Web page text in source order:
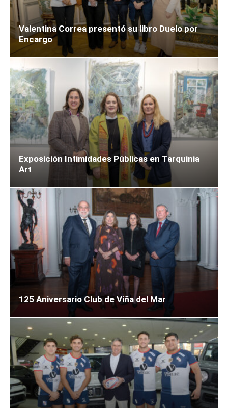
Valentina Correa presentó su libro Duelo por
Encargo
Exposición Intimidades Públicas en Tarquinia
Art
125 Aniversario Club de Viña del Mar